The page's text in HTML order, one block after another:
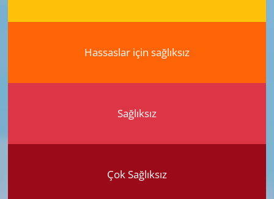
Hassaslar için sağlıksız
Sağlıksız
Çok Sağlıksız